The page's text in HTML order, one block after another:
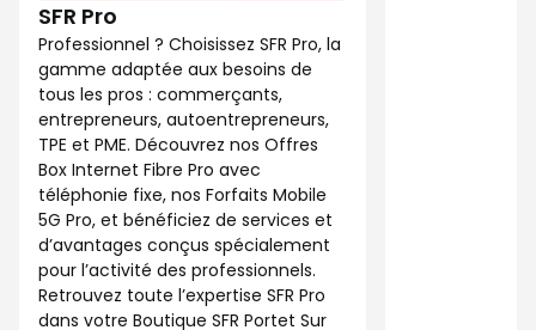
SFR Pro
Professionnel ? Choisissez SFR Pro, la
gamme adaptée aux besoins de
tous les pros : commerçants,
entrepreneurs, autoentrepreneurs,
TPE et PME. Découvrez nos Offres
Box Internet Fibre Pro avec
téléphonie fixe, nos Forfaits Mobile
5G Pro, et bénéficiez de services et
d’avantages conçus spécialement
pour l’activité des professionnels.
Retrouvez toute l’expertise SFR Pro
dans votre Boutique SFR Portet Sur